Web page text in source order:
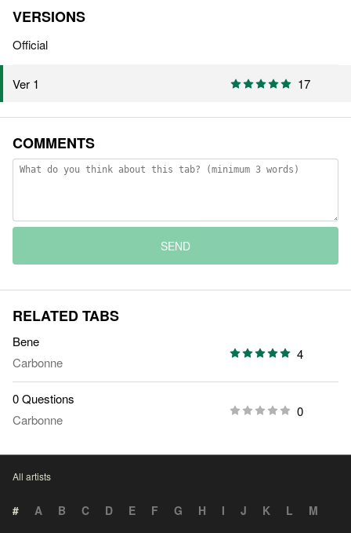
VERSIONS
Official
Ver 1 17
COMMENTS
SEND
RELATED TABS
Bene
Carbonne
4
0 Questions
Carbonne
0
All artists
# A B C D E F G H I J K L
M